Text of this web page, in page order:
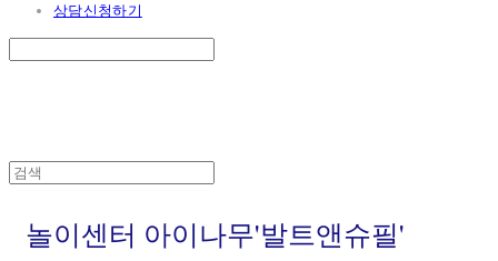
상담신청하기
놀이센터 아이나무'발트앤슈필'